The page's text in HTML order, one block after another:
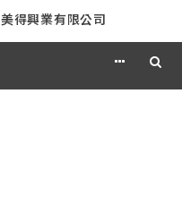
美得興業有限公司